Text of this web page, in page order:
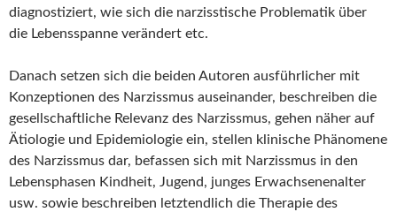
diagnostiziert, wie sich die narzisstische Problematik über
die Lebensspanne verändert etc.
Danach setzen sich die beiden Autoren ausführlicher mit
Konzeptionen des Narzissmus auseinander, beschreiben die
gesellschaftliche Relevanz des Narzissmus, gehen näher auf
Ätiologie und Epidemiologie ein, stellen klinische Phänomene
des Narzissmus dar, befassen sich mit Narzissmus in den
Lebensphasen Kindheit, Jugend, junges Erwachsenenalter
usw. sowie beschreiben letztendlich die Therapie des